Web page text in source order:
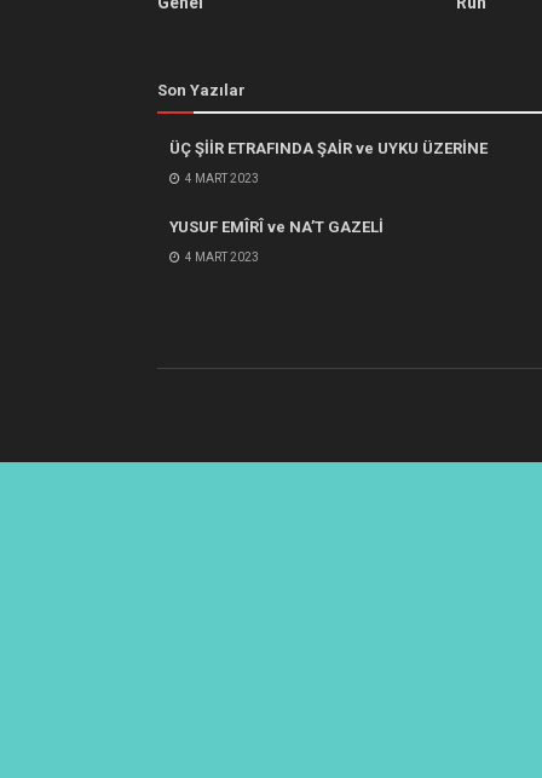
Son Yazılar
ÜÇ ŞİİR ETRAFINDA ŞAİR ve UYKU ÜZERİNE
4 MART 2023
YUSUF EMÎRÎ ve NA’T GAZELİ
4 MART 2023